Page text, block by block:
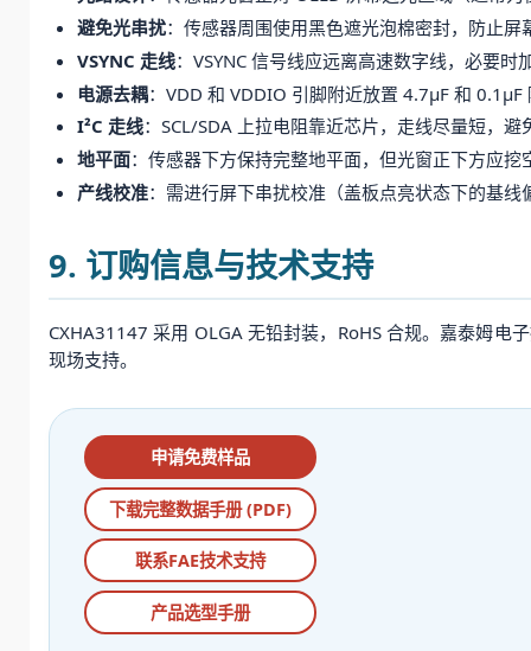
避免光串扰：传感器周围使用黑色遮光泡棉密封，防止
VSYNC 走线：VSYNC 信号线应远离高速数字线，必要
电源去耦：VDD 和 VDDIO 引脚附近放置 4.7μF 和
I²C 走线：SCL/SDA 上拉电阻靠近芯片，走线尽量短，
地平面：传感器下方保持完整地平面，但光窗正下方应挖
产线校准：需进行屏下串扰校准（盖板点亮状态下的基
9. 订购信息与技术支持
CXHA31147 采用 OLGA 无铅封装，RoHS 合规。嘉泰姆电
现场支持。
申请免费样品
下载完整数据手册 (PDF)
联系FAE技术支持
产品选型手册